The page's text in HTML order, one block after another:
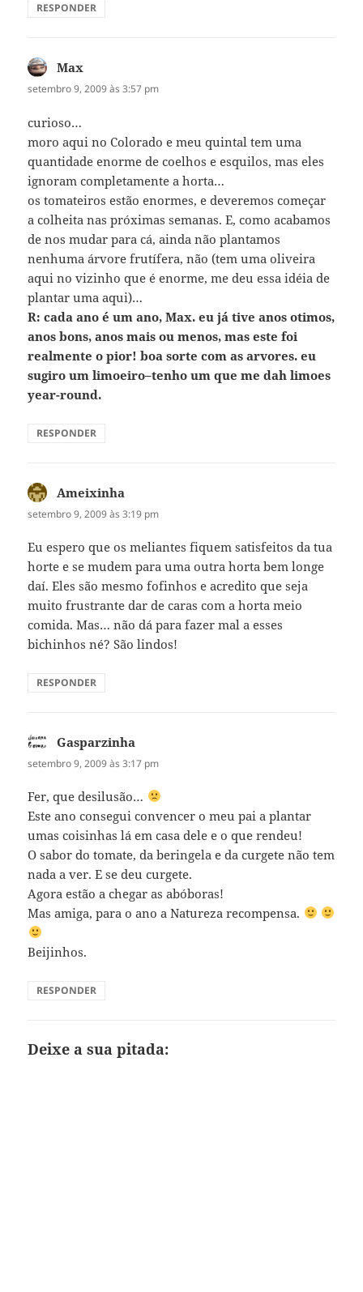
RESPONDER
Max
setembro 9, 2009 às 3:57 pm
curioso…
moro aqui no Colorado e meu quintal tem uma
quantidade enorme de coelhos e esquilos, mas eles
ignoram completamente a horta…
os tomateiros estão enormes, e deveremos começar
a colheita nas próximas semanas. E, como acabamos
de nos mudar para cá, ainda não plantamos
nenhuma árvore frutífera, não (tem uma oliveira
aqui no vizinho que é enorme, me deu essa idéia de
plantar uma aqui)…
R: cada ano é um ano, Max. eu já tive anos otimos,
anos bons, anos mais ou menos, mas este foi
realmente o pior! boa sorte com as arvores. eu
sugiro um limoeiro–tenho um que me dah limoes
year-round.
RESPONDER
Ameixinha
setembro 9, 2009 às 3:19 pm
Eu espero que os meliantes fiquem satisfeitos da tua
horte e se mudem para uma outra horta bem longe
daí. Eles são mesmo fofinhos e acredito que seja
muito frustrante dar de caras com a horta meio
comida. Mas… não dá para fazer mal a esses
bichinhos né? São lindos!
RESPONDER
Gasparzinha
setembro 9, 2009 às 3:17 pm
Fer, que desilusão…
Este ano consegui convencer o meu pai a plantar
umas coisinhas lá em casa dele e o que rendeu!
O sabor do tomate, da beringela e da curgete não tem
nada a ver. E se deu curgete.
Agora estão a chegar as abóboras!
Mas amiga, para o ano a Natureza recompensa.
Beijinhos.
RESPONDER
Deixe a sua pitada: